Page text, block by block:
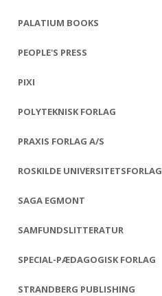
PALATIUM BOOKS
PEOPLE'S PRESS
PIXI
POLYTEKNISK FORLAG
PRAXIS FORLAG A/S
ROSKILDE UNIVERSITETSFORLAG
SAGA EGMONT
SAMFUNDSLITTERATUR
SPECIAL-PÆDAGOGISK FORLAG
STRANDBERG PUBLISHING